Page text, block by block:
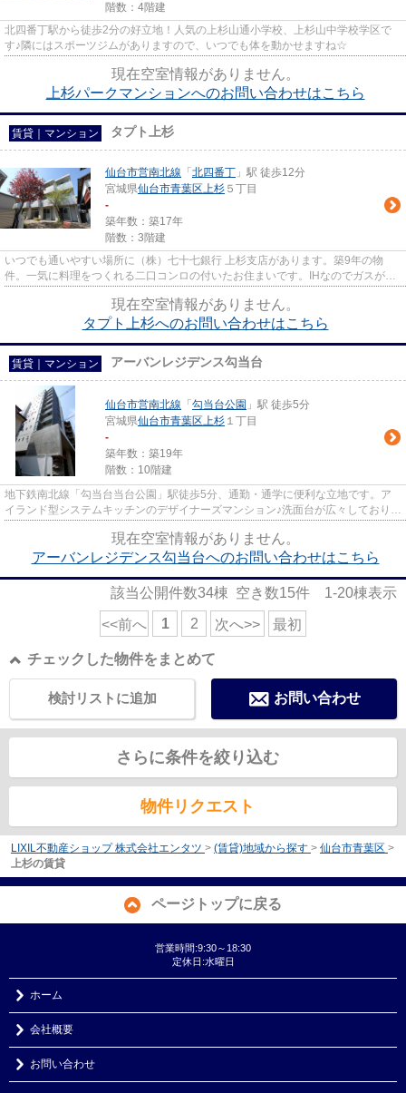
階数：4階建
北四番丁駅から徒歩2分の好立地！人気の上杉山通小学校、上杉山中学校学区で
す♪隣にはスポーツジムがありますので、いつでも体を動かせますね☆
現在空室情報がありません。
上杉パークマンションへのお問い合わせはこちら
賃貸｜マンション タプト上杉
仙台市営南北線 「 北四番丁 」駅 徒歩12分
宮城県仙台市青葉区上杉 ５丁目
-
築年数：築17年
階数：3階建
いつでも通いやすい場所に（株）七十七銀行 上杉支店があります。築9年の物
件。一気に料理をつくれる二口コンロの付いたお住まいです。IHなのでガスが燃
現在空室情報がありません。
タプト上杉へのお問い合わせはこちら
賃貸｜マンション アーバンレジデンス勾当台
仙台市営南北線 「 勾当台公園 」駅 徒歩5分
宮城県仙台市青葉区上杉 １丁目
-
築年数：築19年
階数：10階建
地下鉄南北線「勾当台当台公園」駅徒歩5分、通勤・通学に便利な立地です。ア
イランド型システムキッチンのデザイナーズマンション♪洗面台が広々しており、
現在空室情報がありません。
アーバンレジデンス勾当台へのお問い合わせはこちら
該当公開件数34棟 空き数15件 1-20棟表示
<<前へ 1 2 次へ>> 最初
チェックした物件をまとめて
お問い合わせ
検討リストに追加
さらに条件を絞り込む
物件リクエスト
LIXIL不動産ショップ 株式会社エンタツ > (賃貸)地域から探す > 仙台市青葉区 >
上杉の賃貸
ページトップに戻る
営業時間:9:30～18:30
定休日:水曜日
ホーム
会社概要
お問い合わせ